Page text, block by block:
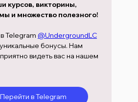
курсов, викторины,
и множество полезного!
Telegram @UndergroundLC
бонусы. Нам
видеть вас на нашем
Перейти в Telegram